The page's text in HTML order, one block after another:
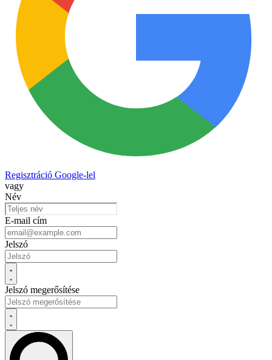
Regisztráció Google-lel
vagy
Név
E-mail cím
Jelszó
Jelszó megerősítése